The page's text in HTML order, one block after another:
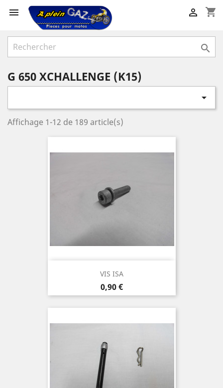
 shopping_cart


G 650 XCHALLENGE (K15)

Affichage 1-12 de 189 article(s)
VIS ISA
Prix
0,90 €